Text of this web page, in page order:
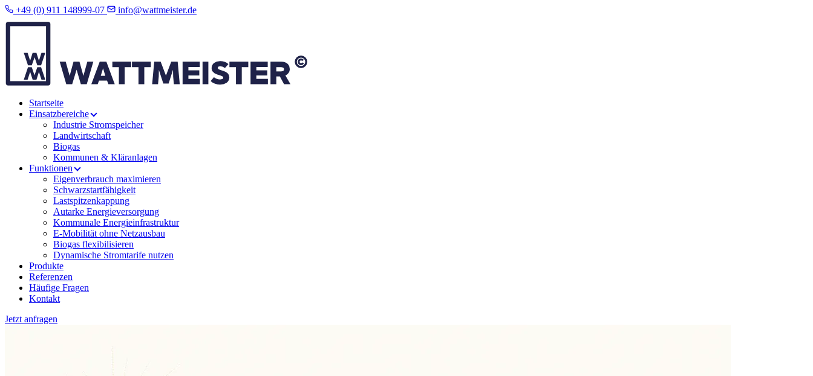
+49 (0) 911 148999-07 info@wattmeister.de
Startseite
Einsatzbereiche
Industrie Stromspeicher
Landwirtschaft
Biogas
Kommunen & Kläranlagen
Funktionen
Eigenverbrauch maximieren
Schwarzstartfähigkeit
Lastspitzenkappung
Autarke Energieversorgung
Kommunale Energieinfrastruktur
E-Mobilität ohne Netzausbau
Biogas flexibilisieren
Dynamische Stromtarife nutzen
Produkte
Referenzen
Häufige Fragen
Kontakt
Jetzt anfragen